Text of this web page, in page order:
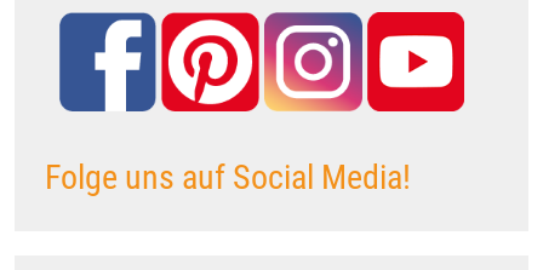
Folge uns auf Social Media!